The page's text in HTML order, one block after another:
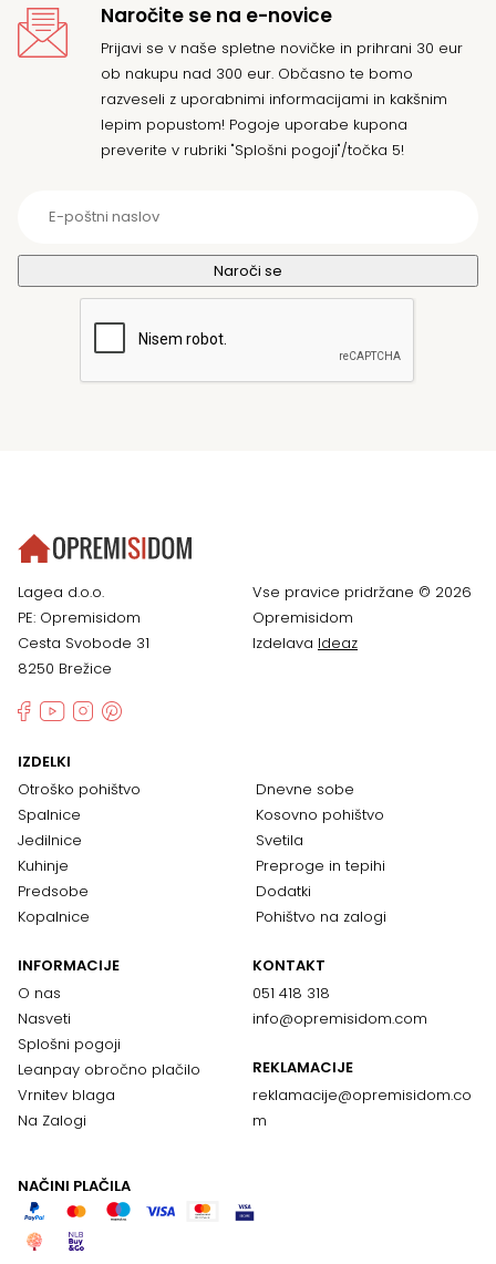
Naročite se na e-novice
Prijavi se v naše spletne novičke in prihrani 30 eur
ob nakupu nad 300 eur. Občasno te bomo
razveseli z uporabnimi informacijami in kakšnim
lepim popustom! Pogoje uporabe kupona
preverite v rubriki "Splošni pogoji"/točka 5!
Lagea d.o.o.
PE: Opremisidom
Cesta Svobode 31
8250 Brežice
Vse pravice pridržane © 2026
Opremisidom
Izdelava Ideaz
IZDELKI
Otroško pohištvo
Spalnice
Jedilnice
Kuhinje
Predsobe
Kopalnice
Dnevne sobe
Kosovno pohištvo
Svetila
Preproge in tepihi
Dodatki
Pohištvo na zalogi
INFORMACIJE
O nas
Nasveti
Splošni pogoji
Leanpay obročno plačilo
Vrnitev blaga
Na Zalogi
KONTAKT
051 418 318
info@opremisidom.com
REKLAMACIJE
reklamacije@opremisidom.co
m
NAČINI PLAČILA